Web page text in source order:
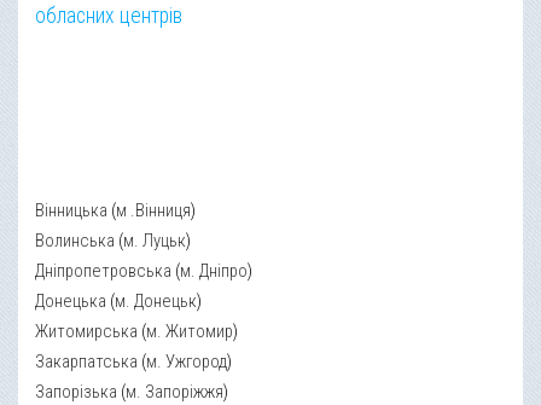
обласних центрів
Вінницька (м .Вінниця)
Волинська (м. Луцьк)
Дніпропетровська (м. Дніпро)
Донецька (м. Донецьк)
Житомирська (м. Житомир)
Закарпатська (м. Ужгород)
Запорізька (м. Запоріжжя)